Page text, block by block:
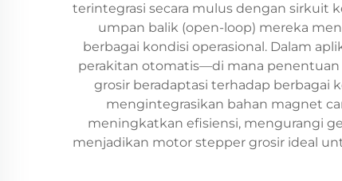
terintegrasi secara mulus dengan sirkuit
umpan balik (open-loop) mereka
berbagai kondisi operasional. Dalam
perakitan otomatis—di mana
grosir beradaptasi terhadap berbagai
mengintegrasikan bahan magnet
meningkatkan efisiensi, mengurangi
menjadikan motor stepper grosir ideal